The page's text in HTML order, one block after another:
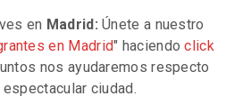
en Madrid:Únete a nuestro
en Madrid" haciendoclick
nos ayudaremos respecto
ciudad.